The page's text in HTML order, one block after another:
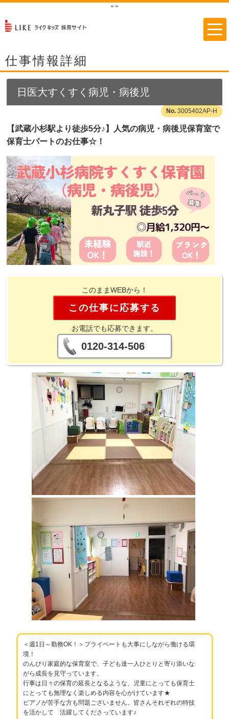
" "
仕事情報詳細
日医大すくすく病児・病後児
3005402AP-H
【武蔵小杉駅より徒歩5分♪】人気の病児・病後児保育室で
保育士パートのお仕事☆！
このままWEBから！
この仕事に応募する
お電話でも応募できます。
0120-314-506
＜週1日～勤務OK！＞プライベートも大事にしながら働ける環
境！
のんびり家庭的な保育室で、子ども達一人ひとりと寄り添いな
がら成長を見守っています。
行事は日々の保育の延長となるような、児童にとっても保育士
にとっても無理なく楽しめる内容を心がけています★
ピアノが苦手な方も問題ございません。皆さんそれぞれの特技
を活かして 活躍してくださっています♪